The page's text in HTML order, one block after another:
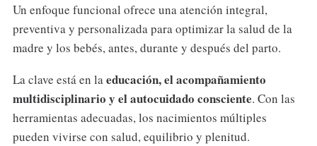
Un enfoque funcional ofrece una atención integral,
preventiva y personalizada para optimizar la salud de la
madre y los bebés, antes, durante y después del parto.
La clave está en laeducación, el acompañamiento
multidisciplinario y el autocuidado consciente. Con las
herramientas adecuadas, los nacimientos múltiples
pueden vivirse con salud, equilibrio y plenitud.